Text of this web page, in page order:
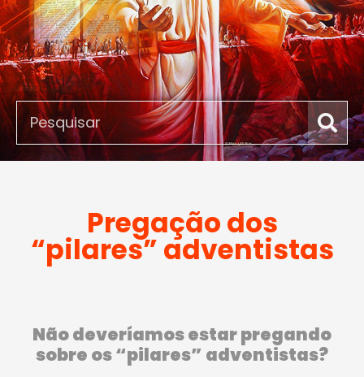
Pregação dos
“pilares” adventistas
Não deveríamos estar pregando
sobre os “pilares” adventistas?